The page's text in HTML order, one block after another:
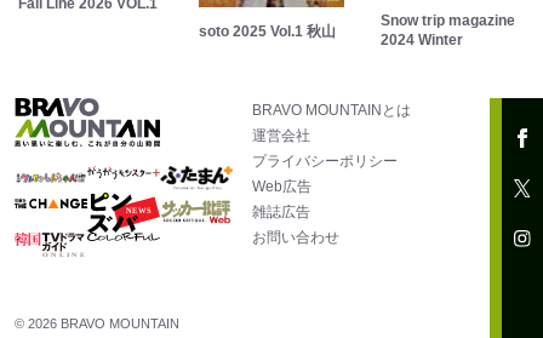
soto 2025 Vol.1 秋山
Snow trip magazine
2024 Winter
BRAVO MOUNTAINとは
運営会社
プライバシーポリシー
Web広告
雑誌広告
お問い合わせ
© 2026 BRAVO MOUNTAIN